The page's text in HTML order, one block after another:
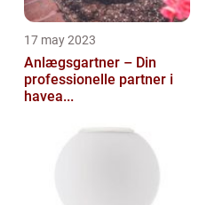
17 may 2023
Anlægsgartner – Din
professionelle partner i
havea...